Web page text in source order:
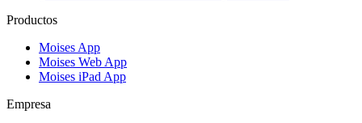
Productos
Moises App
Moises Web App
Moises iPad App
Empresa